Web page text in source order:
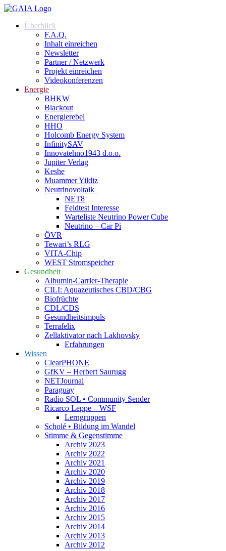
Überblick
F.A.Q.
Inhalt einreichen
Newsletter
Partner / Netzwerk
Projekt einreichen
Videokonferenzen
Energie
BHKW
Blackout
Energierebel
HHO
Holcomb Energy System
InfinitySAV
Innovatehno1943 d.o.o.
Jupiter Verlag
Keshe
Muammer Yildiz
Neutrinovoltaik
NET8
Feldtest Interesse
Warteliste Neutrino Power Cube
Neutrino – Car Pi
ÖVR
Tewari’s RLG
VITA-Chip
WEST Stromspeicher
Gesundheit
Albumin-Carrier-Therapie
CILI: Aquazeutisches CBD/CBG
Biofrüchte
CDL/CDS
Gesundheitsimpuls
Terrafelix
Zellaktivator nach Lakhovsky
Erfahrungen
Wissen
ClearPHONE
GfKV – Herbert Saurugg
NETJournal
Paraguay
Radio SOL • Community Sender
Ricarco Leppe – WSF
Lerngruppen
Scholé • Bildung im Wandel
Stimme & Gegenstimme
Archiv 2023
Archiv 2022
Archiv 2021
Archiv 2020
Archiv 2019
Archiv 2018
Archiv 2017
Archiv 2016
Archiv 2015
Archiv 2014
Archiv 2013
Archiv 2012